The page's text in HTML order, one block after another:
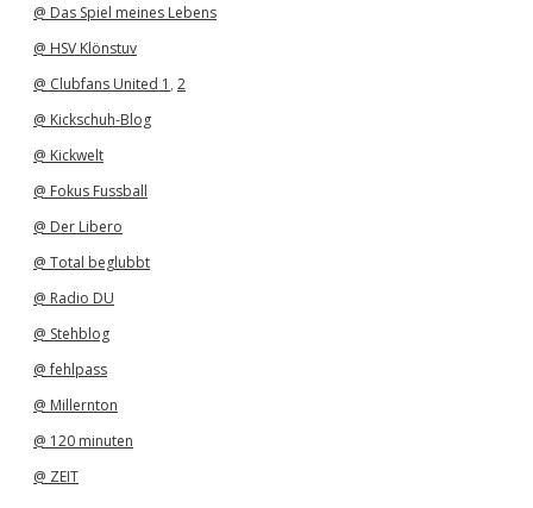
@ Das Spiel meines Lebens
@ HSV Klönstuv
@ Clubfans United 1 , 2
@ Kickschuh-Blog
@ Kickwelt
@ Fokus Fussball
@ Der Libero
@ Total beglubbt
@ Radio DU
@ Stehblog
@ fehlpass
@ Millernton
@ 120 minuten
@ ZEIT